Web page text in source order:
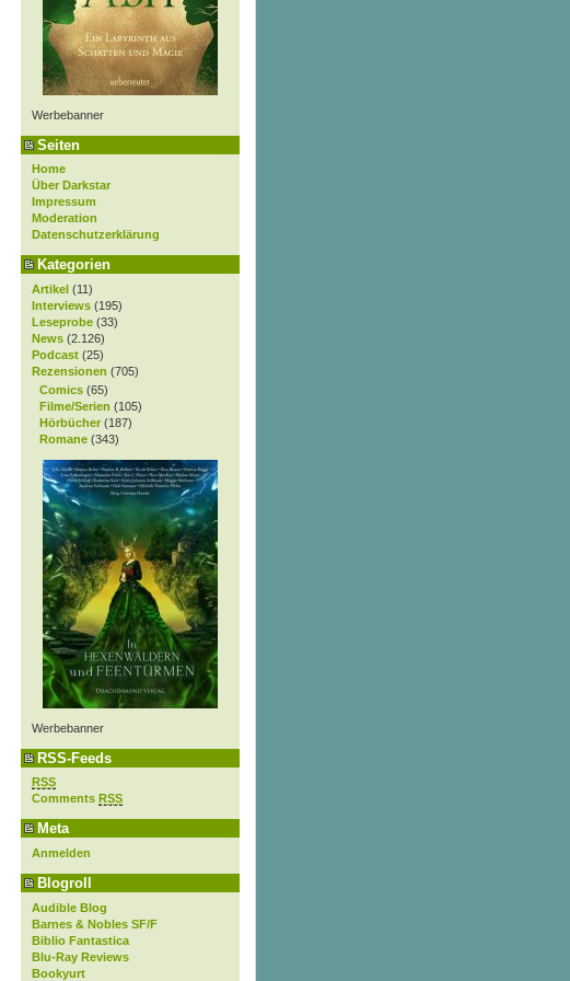
Werbebanner
Seiten
Home
Über Darkstar
Impressum
Moderation
Datenschutzerklärung
Kategorien
Artikel (11)
Interviews (195)
Leseprobe (33)
News (2.126)
Podcast (25)
Rezensionen (705)
Comics (65)
Filme/Serien (105)
Hörbücher (187)
Romane (343)
Werbebanner
RSS-Feeds
RSS
Comments RSS
Meta
Anmelden
Blogroll
Audible Blog
Barnes & Nobles SF/F
Biblio Fantastica
Blu-Ray Reviews
Bookyurt